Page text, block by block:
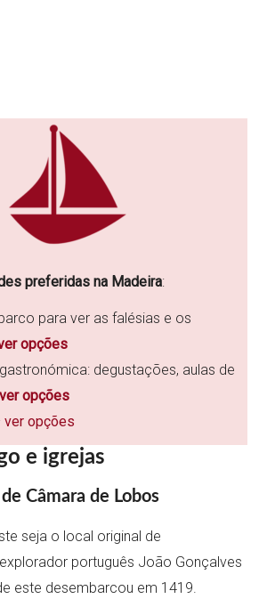
preferidas na Madeira:
para ver as falésias e os
opções
degustações, aulas de
ver opções
ver opções
e igrejas
Câmara de Lobos
seja o local original de
português João Gonçalves
este desembarcou em 1419.